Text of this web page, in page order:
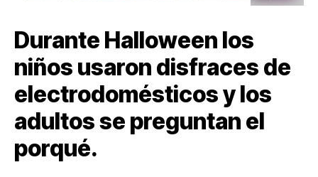
Durante Halloween los
niños usaron disfraces de
electrodomésticos y los
adultos se preguntan el
porqué.